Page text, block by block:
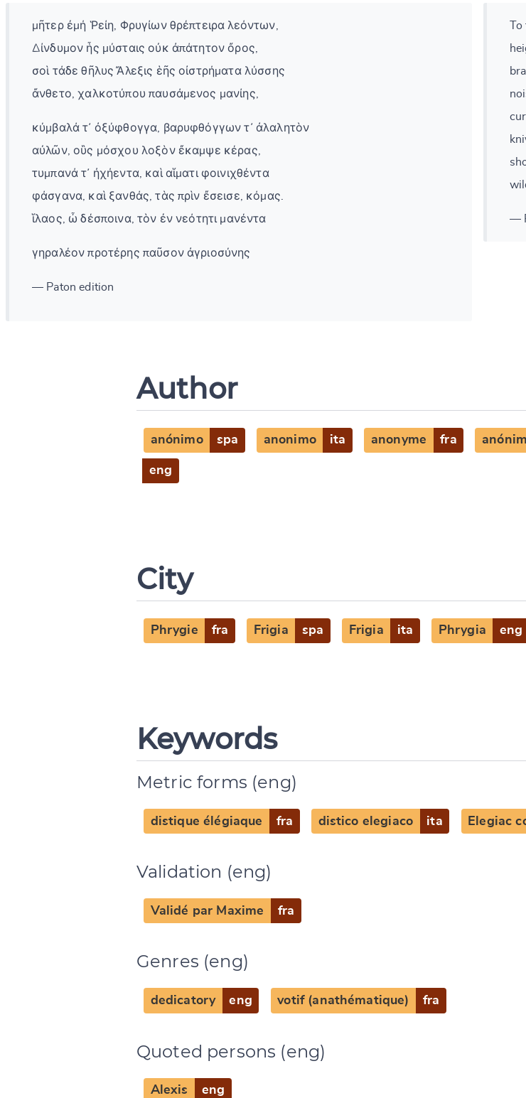
μῆτερ ἐμή Ῥείη, Φρυγίων θρέπτειρα λεόντων,
Δίνδυμον ἧς μύσταις οὐκ ἀπάτητον ὄρος,
σοὶ τάδε θῆλυς Ἄλεξις ἑῆς οἰστρήματα λύσσης
ἄνθετο, χαλκοτύπου παυσάμενος μανίης,
κύμβαλά τ᾽ ὀξύφθογγα, βαρυφθόγγων τ᾽ ἀλαλητὸν
αὐλῶν, οὓς μόσχου λοξὸν ἔκαμψε κέρας,
τυμπανά τ᾽ ἠχήεντα, καὶ αἵματι φοινιχθέντα
φάσγανα, καὶ ξανθάς, τὰς πρὶν ἔσεισε, κόμας.
ἵλαος, ὦ δέσποινα, τὸν ἐν νεότητι μανέντα
γηραλέον προτέρης παῦσον ἀγριοσύνης
— Paton edition
To
—
Author
anónimo spa anonimo ita anonyme fra
eng
City
Phrygie fra Frigia spa Frigia ita Phrygia eng
Keywords
Metric forms (eng)
distique élégiaque fra distico elegiaco ita Elegiac
Validation (eng)
Validé par Maxime fra
Genres (eng)
dedicatory eng votif (anathématique) fra
Quoted persons (eng)
Alexis eng
Change language